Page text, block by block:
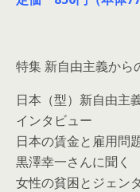
特集 新自由主義から
日本（型）新自由
インタビュー
日本の賃金と雇用問
黒澤幸一さんに聞
女性の貧困とジェン